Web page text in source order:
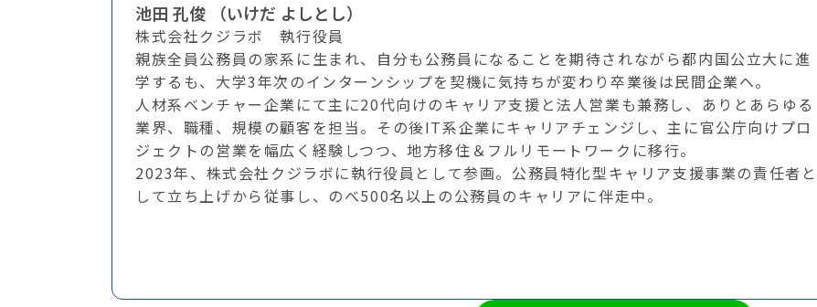
池田 孔俊 （いけだ よしとし）
株式会社クジラボ 執行役員
親族全員公務員の家系に生まれ、自分も公務員になることを期待されながら都内国公立大に進
学するも、大学3年次のインターンシップを契機に気持ちが変わり卒業後は民間企業へ。
人材系ベンチャー企業にて主に20代向けのキャリア支援と法人営業も兼務し、ありとあらゆる
業界、職種、規模の顧客を担当。その後IT系企業にキャリアチェンジし、主に官公庁向けプロ
ジェクトの営業を幅広く経験しつつ、地方移住＆フルリモートワークに移行。
2023年、株式会社クジラボに執行役員として参画。公務員特化型キャリア支援事業の責任者と
して立ち上げから従事し、のべ500名以上の公務員のキャリアに伴走中。